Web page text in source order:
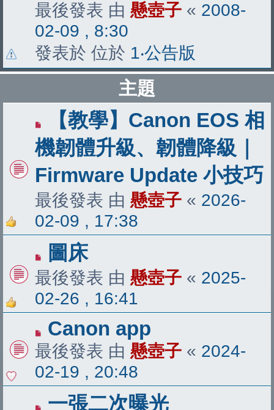
最後發表 由 懸壺子 « 2008-
02-09 , 8:30
發表於 位於 1‧公告版
主題
【教學】Canon EOS 相
機韌體升級、韌體降級｜
Firmware Update 小技巧
最後發表 由 懸壺子 « 2026-
02-09 , 17:38
圖床
最後發表 由 懸壺子 « 2025-
02-26 , 16:41
Canon app
最後發表 由 懸壺子 « 2024-
02-19 , 20:48
一張二次曝光